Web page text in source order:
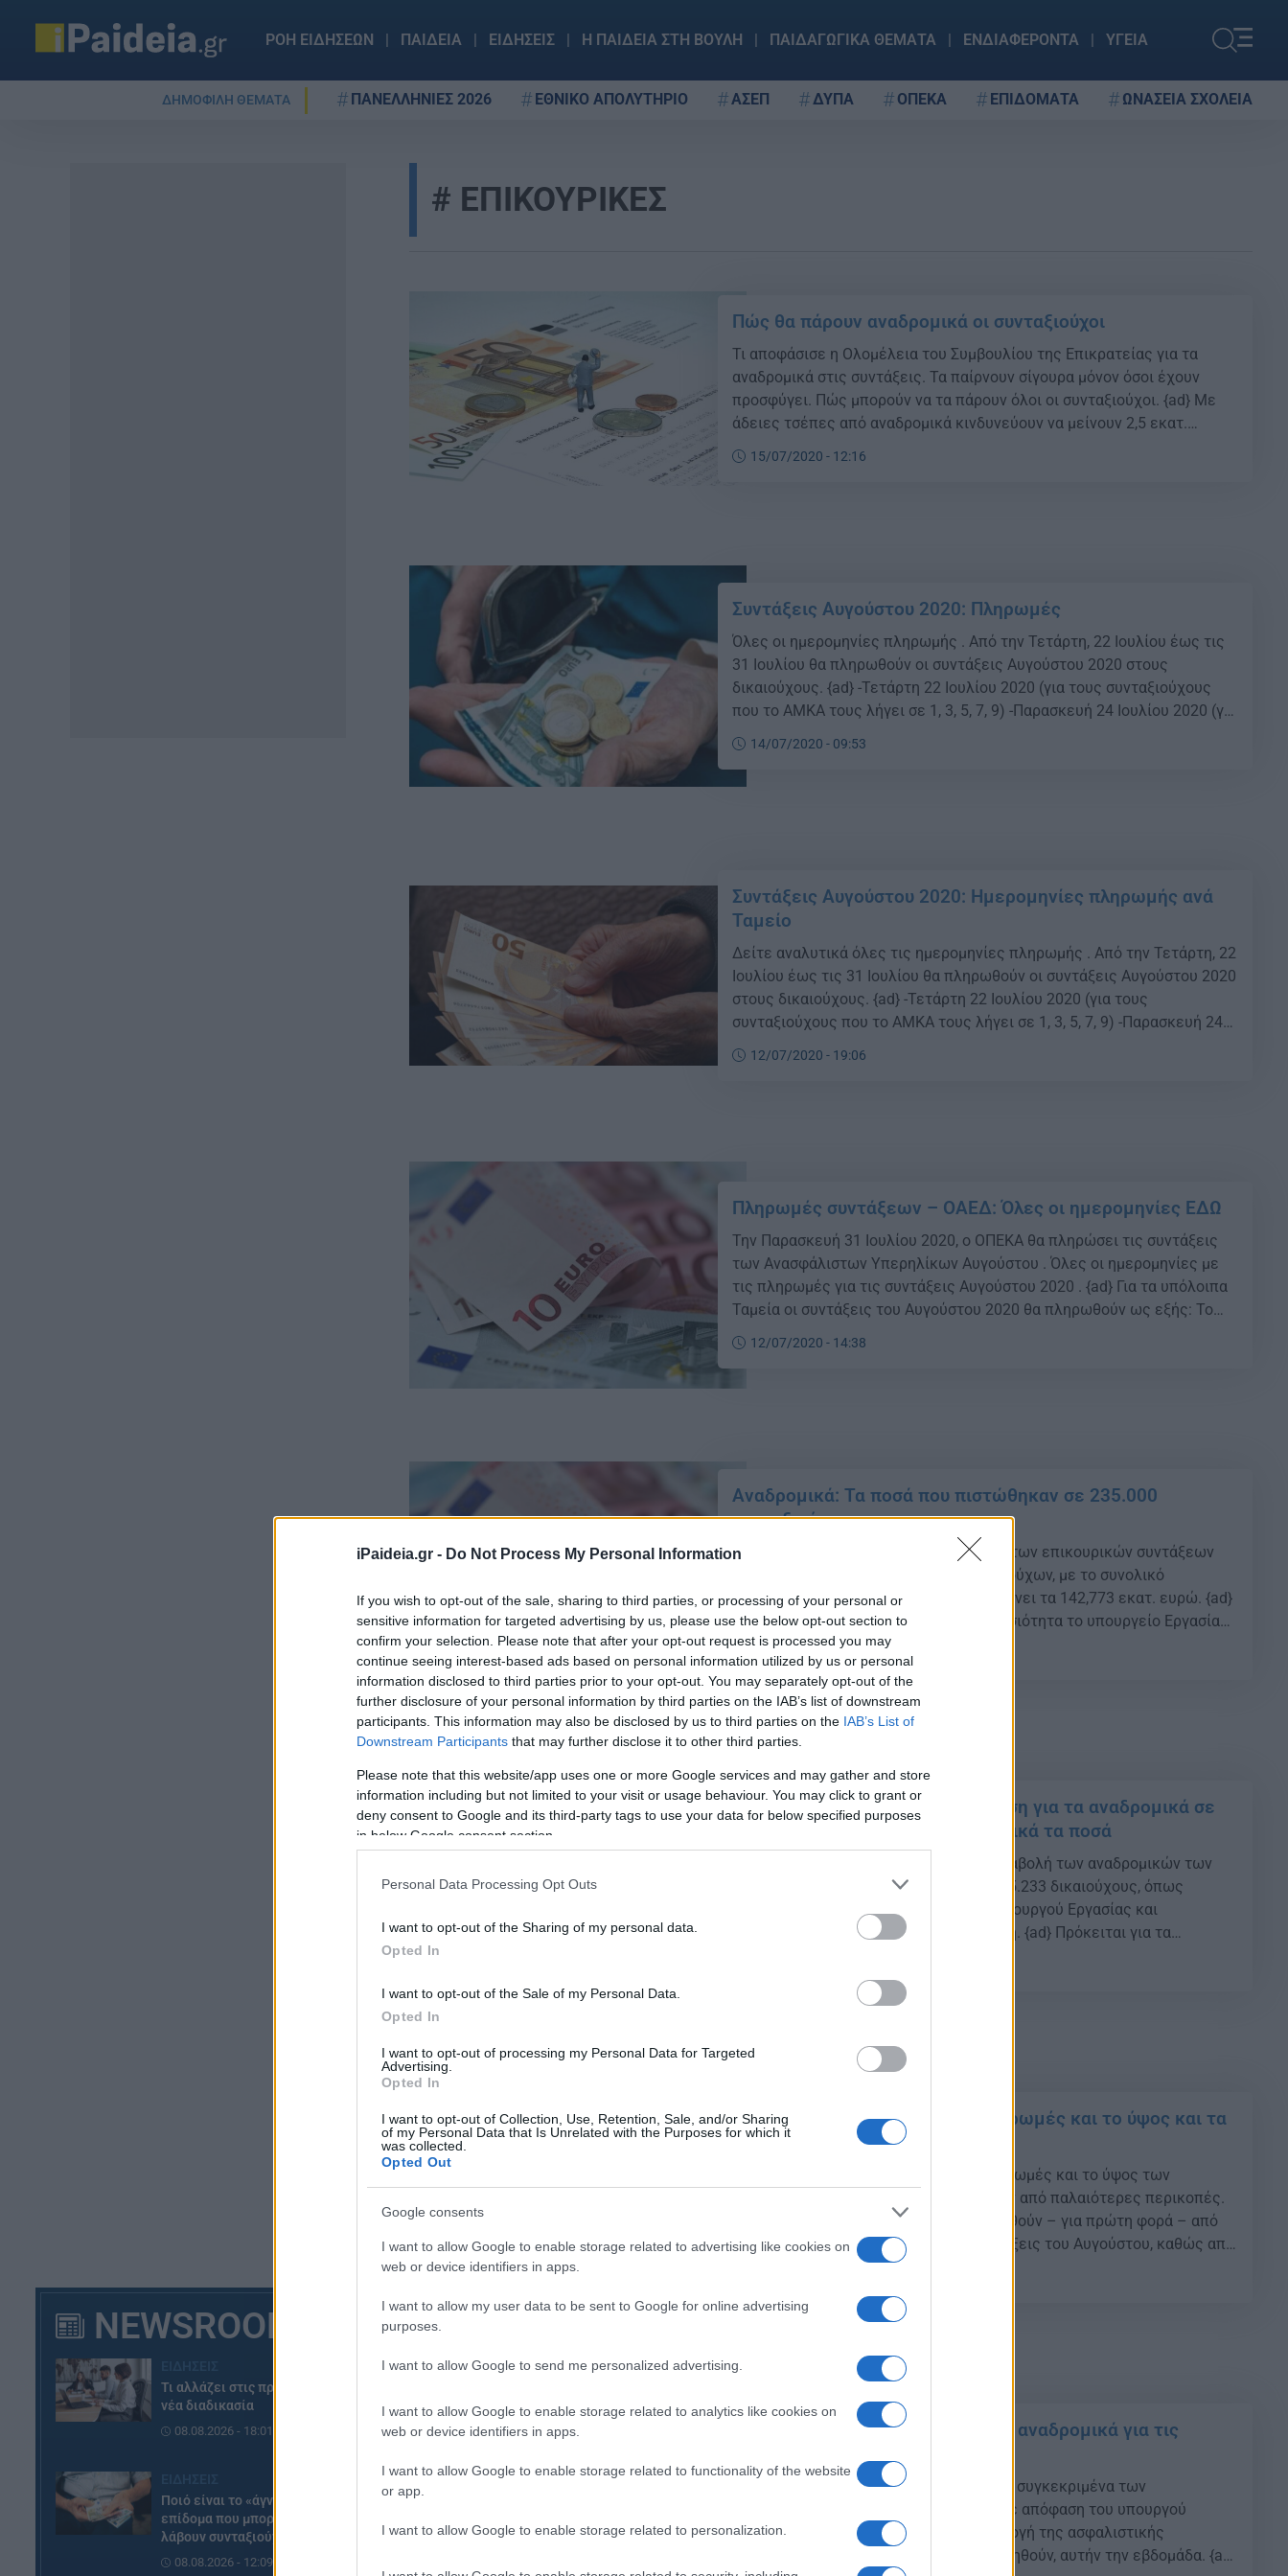
iPaideia.gr - Do Not Process My Personal Information
If you wish to opt-out of the sale, sharing to third parties, or processing of your personal or
sensitive information for targeted advertising by us, please use the below opt-out section to
confirm your selection. Please note that after your opt-out request is processed you may
continue seeing interest-based ads based on personal information utilized by us or personal
information disclosed to third parties prior to your opt-out. You may separately opt-out of the
further disclosure of your personal information by third parties on the IAB’s list of downstream
participants. This information may also be disclosed by us to third parties on the IAB’s List of
Downstream Participants that may further disclose it to other third parties.
Please note that this website/app uses one or more Google services and may gather and store
information including but not limited to your visit or usage behaviour. You may click to grant or
deny consent to Google and its third-party tags to use your data for below specified purposes
in below Google consent section.
Personal Data Processing Opt Outs
I want to opt-out of the Sharing of my personal data.
Opted In
I want to opt-out of the Sale of my Personal Data.
Opted In
I want to opt-out of processing my Personal Data for Targeted
Advertising.
Opted In
I want to opt-out of Collection, Use, Retention, Sale, and/or Sharing
of my Personal Data that Is Unrelated with the Purposes for which it
was collected.
Opted Out
Google consents
I want to allow Google to enable storage related to advertising like cookies on
web or device identifiers in apps.
I want to allow my user data to be sent to Google for online advertising
purposes.
I want to allow Google to send me personalized advertising.
I want to allow Google to enable storage related to analytics like cookies on
web or device identifiers in apps.
I want to allow Google to enable storage related to functionality of the website
or app.
I want to allow Google to enable storage related to personalization.
ΡΟΗ ΕΙΔΗΣΕΩΝ ΠΑΙΔΕΙΑ ΕΙΔΗΣΕΙΣ Η ΠΑΙΔΕΙΑ ΣΤΗ ΒΟΥΛΗ ΠΑΙΔΑΓΩΓΙΚΑ ΘΕΜΑΤΑ ΕΝΔΙΑΦΕΡΟΝΤΑ ΥΓΕΙΑ
ΔΗΜΟΦΙΛΗ ΘΕΜΑΤΑ ΠΑΝΕΛΛΗΝΙΕΣ 2026 ΕΘΝΙΚΟ ΑΠΟΛΥΤΗΡΙΟ ΑΣΕΠ ΔΥΠΑ ΟΠΕΚΑ ΕΠΙΔΟΜΑΤΑ ΩΝΑΣΕΙΑ ΣΧΟΛΕΙΑ
NEWSROOM
Τι αλλάζει στις προσλήψεις: Η
νέα διαδικασία
08.08.2026 - 18:01
Ποιό είναι το «άγνωστο»
επίδομα που μπορούν να
λάβουν συνταξιούχοι
08.08.2026 - 12:09
ΕΠΙΚΟΥΡΙΚΕΣ
Πώς θα πάρουν αναδρομικά οι συνταξιούχοι
Τι αποφάσισε η Ολομέλεια του Συμβουλίου της Επικρατείας για τα
αναδρομικά στις συντάξεις. Τα παίρνουν σίγουρα μόνον όσοι έχουν
προσφύγει. Πώς μπορούν να τα πάρουν όλοι οι συνταξιούχοι. {ad} Με
άδειες τσέπες από αναδρομικά κινδυνεύουν να μείνουν 2,5 εκατ.
συνταξιούχοι, καθώς το ΣτΕ αποφάσισε ότι μόνο όσοι έκαναν προσφυγή
θα πάρουν το 11μηνο (Ιούνιος του […]
15/07/2020 - 12:16
Συντάξεις Αυγούστου 2020: Πληρωμές
Όλες οι ημερομηνίες πληρωμής . Από την Τετάρτη, 22 Ιουλίου έως τις
31 Ιουλίου θα πληρωθούν οι συντάξεις Αυγούστου 2020 στους
δικαιούχους. {ad} -Τετάρτη 22 Ιουλίου 2020 (για τους συνταξιούχους
που το ΑΜΚΑ τους λήγει σε 1, 3, 5, 7, 9) -Παρασκευή 24 Ιουλίου 2020 (για
τους συνταξιούχους που το ΑΜΚΑ τους λήγει σε 0, […]
14/07/2020 - 09:53
Συντάξεις Αυγούστου 2020: Ημερομηνίες πληρωμής ανά
Ταμείο
Δείτε αναλυτικά όλες τις ημερομηνίες πληρωμής . Από την Τετάρτη, 22
Ιουλίου έως τις 31 Ιουλίου θα πληρωθούν οι συντάξεις Αυγούστου 2020
στους δικαιούχους. {ad} -Τετάρτη 22 Ιουλίου 2020 (για τους
συνταξιούχους που το ΑΜΚΑ τους λήγει σε 1, 3, 5, 7, 9) -Παρασκευή 24
Ιουλίου 2020 (για τους συνταξιούχους που το ΑΜΚΑ τους λήγει […]
12/07/2020 - 19:06
Πληρωμές συντάξεων – ΟΑΕΔ: Όλες οι ημερομηνίες ΕΔΩ
Την Παρασκευή 31 Ιουλίου 2020, ο ΟΠΕΚΑ θα πληρώσει τις συντάξεις
των Ανασφάλιστων Υπερηλίκων Αυγούστου . Όλες οι ημερομηνίες με
τις πληρωμές για τις συντάξεις Αυγούστου 2020 . {ad} Για τα υπόλοιπα
Ταμεία οι συντάξεις του Αυγούστου 2020 θα πληρωθούν ως εξής: Το
Δημόσιο θα καταβάλλει τις συντάξεις Αυγούστου 2020 την Πέμπτη 30
Ιουλίου 2020 […]
12/07/2020 - 14:38
Αναδρομικά: Τα ποσά που πιστώθηκαν σε 235.000
συνταξιούχους
Πιστώθηκαν τα ποσά των αναδρομικών των επικουρικών συντάξεων
στους λογαριασμούς των 235.233 δικαιούχων, με το συνολικό
καταβαλλόμενο ποσό προ φόρων να φτάνει τα 142,773 εκατ. ευρώ. {ad}
Στα στοιχεία που έδωσε χθες στη δημοσιότητα το υπουργείο Εργασίας
παρουσιάζονται το μέσο ποσό των αναδρομικών που θα καταβληθεί ανά
Ταμείο επικουρικής ασφάλισης καθώς και ο αριθμός των […]
09/07/2020 - 09:36
Επικουρικές: Αντίστροφη μέτρηση για τα αναδρομικά σε
235.000 συνταξιούχους – Αναλυτικά τα ποσά
Αντίστροφα μετρά ο χρόνος για την καταβολή των αναδρομικών των
επικουρικών συντάξεων 8 μηνών σε 235.233 δικαιούχους, όπως
αναφέρεται σε σχετική απόφαση του υπουργού Εργασίας και
Κοινωνικών Υποθέσεων, Γιάννη Βρούτση. {ad} Πρόκειται για τα
τον Οκτώβριο του 2019 έως τον Μάιο του 2020. Σύμφωνα με το […]
Συντάξεις: Τι θα γίνει με τις πληρωμές και το ύψος και τα
αναδρομικά
Τι θα γίνει με τις συντάξεις με τις πληρωμές και το ύψος των
συντάξεων, την επιστροφή αναδρομικών από παλαιότερες περικοπές.
Στο τέλος του μήνα Ιουλίου θα καταβληθούν – για πρώτη φορά – από
κοινού οι κύριες και επικουρικές συντάξεις του Αυγούστου, καθώς από
τον μήνα αυτόν αλλάζουν οι ημερομηνίες πληρωμής των επικουρικών
Συντάξεις: Πότε πληρώνονται τα αναδρομικά για τις
Tα αναδρομικά για τις συντάξεις και πιό συγκεκριμένα των
επικουρικών συντάξεων οκτώ μηνών, με απόφαση του υπουργού
Εργασίας, Γιάννη Βρούτση, και σε εφαρμογή της ασφαλιστικής
μεταρρύθμισης ν. 4670/2020, θα καταβληθούν, αυτήν την εβδομάδα. {ad|